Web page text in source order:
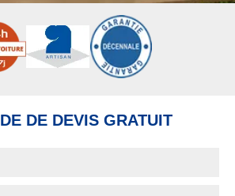
DE DEVIS GRATUIT